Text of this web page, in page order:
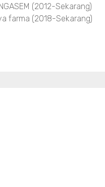
(2012-Sekarang)
farma (2018-Sekarang)